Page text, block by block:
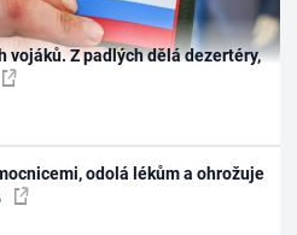
vojáků. Z padlých dělá dezertéry,
odolá lékům a ohrožuje